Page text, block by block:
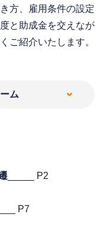
方、雇用条件の設定
と助成金を交えなが
ご紹介いたします。
ム
_____ P2
P7